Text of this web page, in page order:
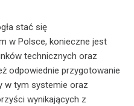
stać się
w Polsce, konieczne jest
technicznych oraz
odpowiednie przygotowanie
w tym systemie oraz
wynikających z